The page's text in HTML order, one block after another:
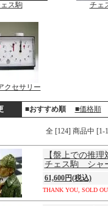
ス駒 チェ
クセサリー
■おすすめ順 ■価格順
全 [124] 商品中 [1-
【盤上での推理
チェス駒 シャ
61,600円(税込)
THANK YOU, SOLD